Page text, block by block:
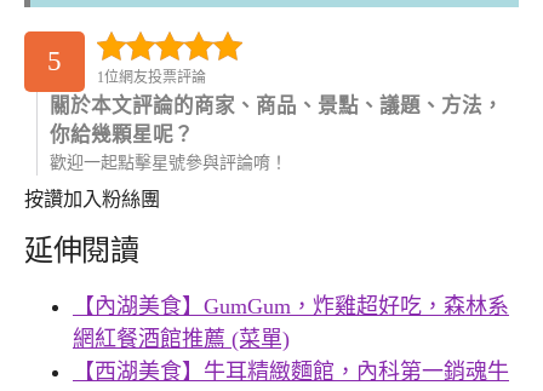
5
1位網友投票評論
關於本文評論的商家、商品、景點、議題、方法，
你給幾顆星呢？
歡迎一起點擊星號參與評論唷！
按讚加入粉絲團
延伸閱讀
【內湖美食】GumGum，炸雞超好吃，森林系
網紅餐酒館推薦 (菜單)
【西湖美食】牛耳精緻麵館，內科第一銷魂牛